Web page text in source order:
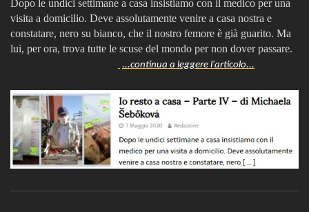
Dopo le undici settimane a casa insistiamo con il medico per una
visita a domicilio. Deve assolutamente venire a casa nostra e
constatare, nero su bianco, che il nostro femore è già guarito. Ma
lui, per ora, trova tutte le scuse del mondo per non dover passare.
...continua a leggere l'articolo...